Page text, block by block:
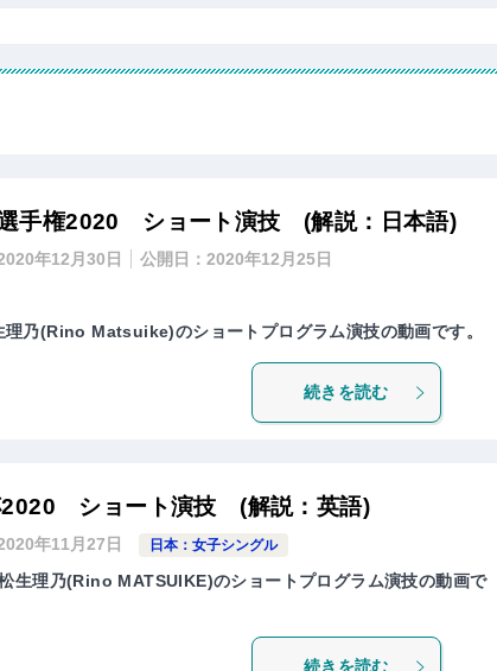
手権2020 ショート演技 (解説：日本語)
年12月30日 公開日：2020年12月25日
乃(Rino Matsuike)のショートプログラム演技の動画です。
続きを読む
ショート演技 (解説：英語)
年11月27日 日本：女子シングル
生理乃(Rino MATSUIKE)のショートプログラム演技の動画で
続きを読む